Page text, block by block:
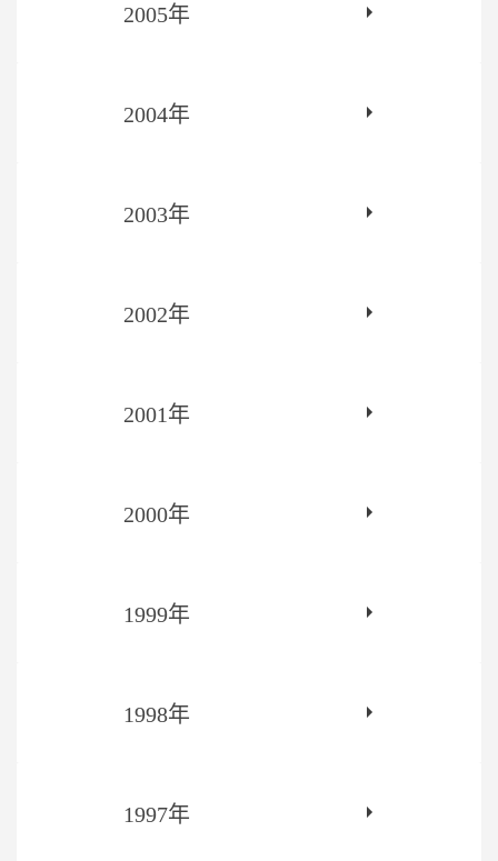
2005年
2004年
2003年
2002年
2001年
2000年
1999年
1998年
1997年